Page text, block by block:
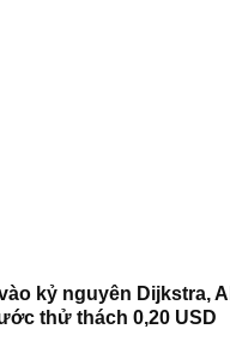
kỷ nguyên Dijkstra,
thử thách 0,20 USD